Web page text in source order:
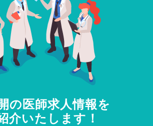
の医師求人情報を
介いたします！